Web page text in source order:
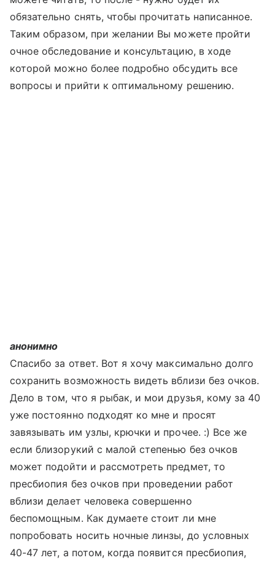
обязательно снять, чтобы прочитать написанное.
Таким образом, при желании Вы можете пройти
очное обследование и консультацию, в ходе
которой можно более подробно обсудить все
вопросы и прийти к оптимальному решению.
анонимно
Спасибо за ответ. Вот я хочу максимально долго
сохранить возможность видеть вблизи без очков.
Дело в том, что я рыбак, и мои друзья, кому за 40
уже постоянно подходят ко мне и просят
завязывать им узлы, крючки и прочее. :) Все же
если близорукий с малой степенью без очков
может подойти и рассмотреть предмет, то
пресбиопия без очков при проведении работ
вблизи делает человека совершенно
беспомощным. Как думаете стоит ли мне
попробовать носить ночные линзы, до условных
40-47 лет, а потом, когда появится пресбиопия,